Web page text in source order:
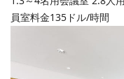
員室料金135ドル/時間